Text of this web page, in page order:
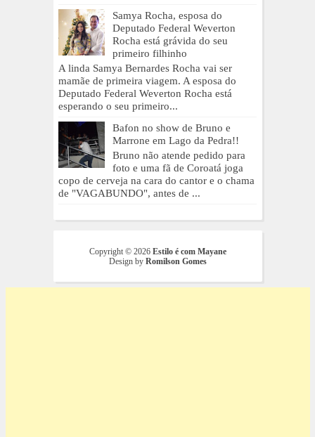
Samya Rocha, esposa do
Deputado Federal Weverton
Rocha está grávida do seu
primeiro filhinho
A linda Samya Bernardes Rocha vai ser
mamãe de primeira viagem. A esposa do
Deputado Federal Weverton Rocha está
esperando o seu primeiro...
Bafon no show de Bruno e
Marrone em Lago da Pedra!!
Bruno não atende pedido para
foto e uma fã de Coroatá joga
copo de cerveja na cara do cantor e o chama
de "VAGABUNDO", antes de ...
Copyright © 2026 Estilo é com Mayane
Design by Romilson Gomes